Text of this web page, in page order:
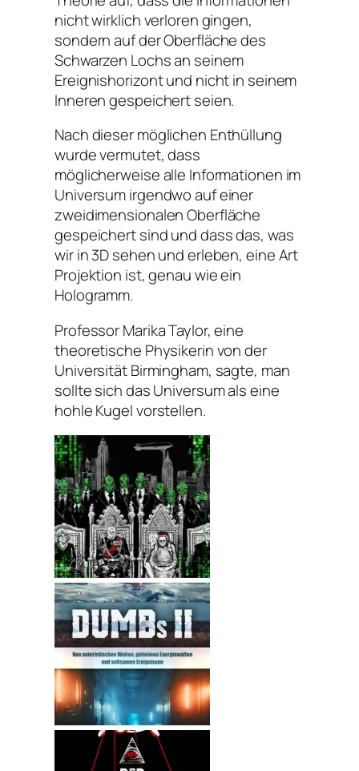
nicht wirklich verloren gingen,
sondern auf der Oberfläche des
Schwarzen Lochs an seinem
Ereignishorizont und nicht in seinem
Inneren gespeichert seien.
Nach dieser möglichen Enthüllung
wurde vermutet, dass
möglicherweise alle Informationen im
Universum irgendwo auf einer
zweidimensionalen Oberfläche
gespeichert sind und dass das, was
wir in 3D sehen und erleben, eine Art
Projektion ist, genau wie ein
Hologramm.
Professor Marika Taylor, eine
theoretische Physikerin von der
Universität Birmingham, sagte, man
sollte sich das Universum als eine
hohle Kugel vorstellen.